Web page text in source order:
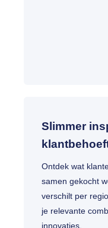
Slimmer
Ontdek wat
samen gekocht
verschilt per
je relevante
innovaties.